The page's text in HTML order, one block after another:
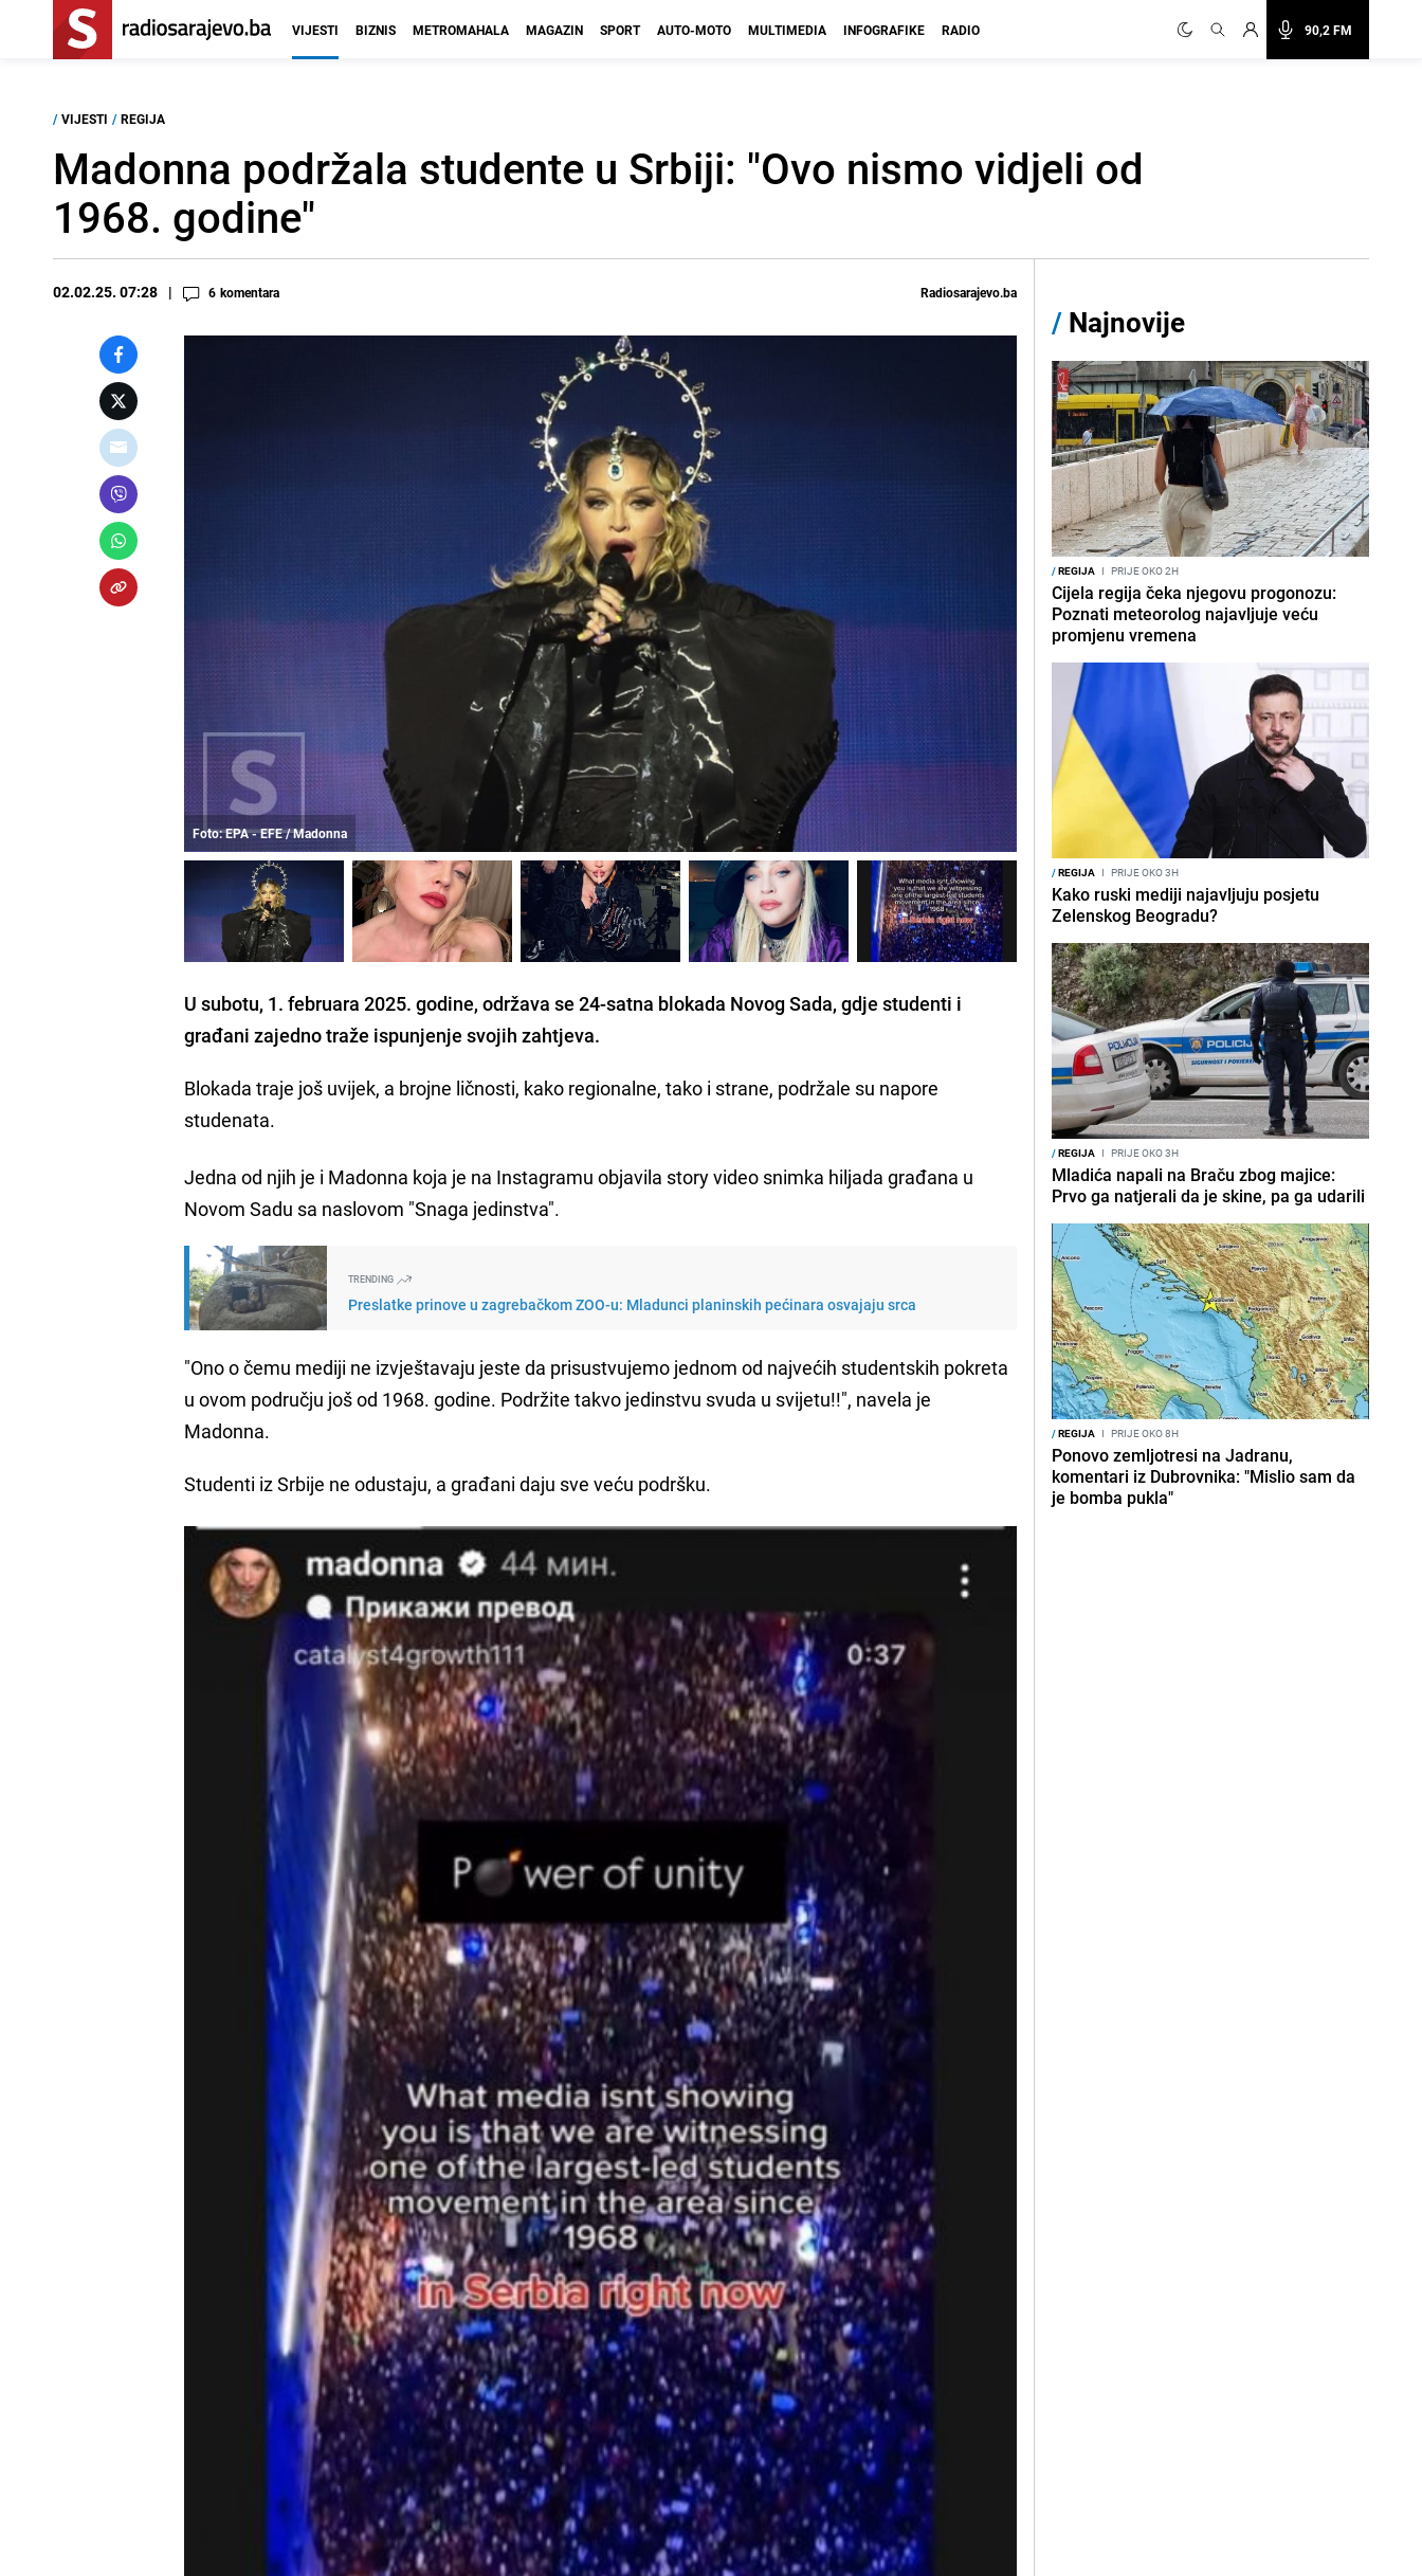
90,2 FM
VIJESTI BIZNIS METROMAHALA MAGAZIN SPORT AUTO-MOTO MULTIMEDIA INFOGRAFIKE RADIO
/ VIJESTI / REGIJA
Madonna podržala studente u Srbiji: "Ovo nismo vidjeli od
1968. godine"
02.02.25. 07:28 6 komentara Radiosarajevo.ba
Foto: EPA - EFE / Madonna
U subotu, 1. februara 2025. godine, održava se 24-satna blokada Novog Sada, gdje studenti i
građani zajedno traže ispunjenje svojih zahtjeva.
Blokada traje još uvijek, a brojne ličnosti, kako regionalne, tako i strane, podržale su napore
studenata.
Jedna od njih je i Madonna koja je na Instagramu objavila story video snimka hiljada građana u
Novom Sadu sa naslovom "Snaga jedinstva".
TRENDING
Preslatke prinove u zagrebačkom ZOO-u: Mladunci planinskih pećinara osvajaju srca
"Ono o čemu mediji ne izvještavaju jeste da prisustvujemo jednom od najvećih studentskih pokreta
u ovom području još od 1968. godine. Podržite takvo jedinstvu svuda u svijetu!!", navela je
Madonna.
Studenti iz Srbije ne odustaju, a građani daju sve veću podršku.
/ Najnovije
/REGIJA I PRIJE OKO 2H
Cijela regija čeka njegovu progonozu:
Poznati meteorolog najavljuje veću
promjenu vremena
/REGIJA I PRIJE OKO 3H
Kako ruski mediji najavljuju posjetu
Zelenskog Beogradu?
/REGIJA I PRIJE OKO 3H
Mladića napali na Braču zbog majice:
Prvo ga natjerali da je skine, pa ga udarili
/REGIJA I PRIJE OKO 8H
Ponovo zemljotresi na Jadranu,
komentari iz Dubrovnika: "Mislio sam da
je bomba pukla"